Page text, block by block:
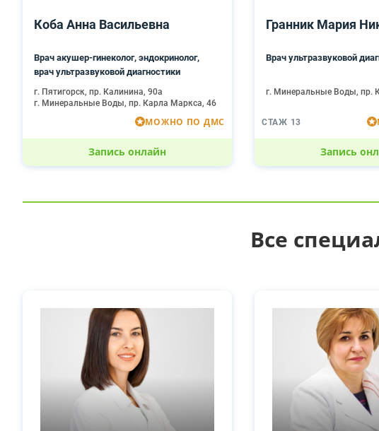
Коба Анна Васильевна
Врач акушер-гинеколог, эндокринолог,
врач ультразвуковой диагностики
г. Пятигорск, пр. Калинина, 90а
г. Минеральные Воды, пр. Карла Маркса, 46
МОЖНО ПО ДМС
Запись онлайн
Гранник Мария
Врач ультразвуковой
г. Минеральные Воды, пр.
СТАЖ 13
Запись
Все